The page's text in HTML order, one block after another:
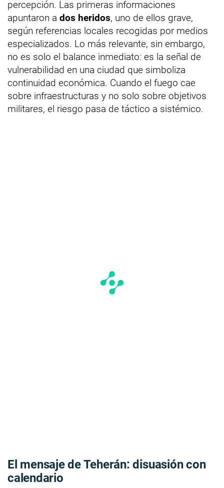
percepción. Las primeras informaciones
apuntaron a dos heridos, uno de ellos grave,
según referencias locales recogidas por medios
especializados. Lo más relevante, sin embargo,
no es solo el balance inmediato: es la señal de
vulnerabilidad en una ciudad que simboliza
continuidad económica. Cuando el fuego cae
sobre infraestructuras y no solo sobre objetivos
militares, el riesgo pasa de táctico a sistémico.
El mensaje de Teherán: disuasión con
calendario